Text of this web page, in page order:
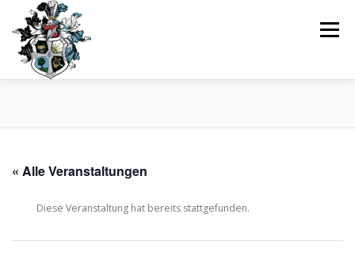
springen
Menü
BURSCHENSCHAFT
« Alle Veranstaltungen
Diese Veranstaltung hat bereits stattgefunden.